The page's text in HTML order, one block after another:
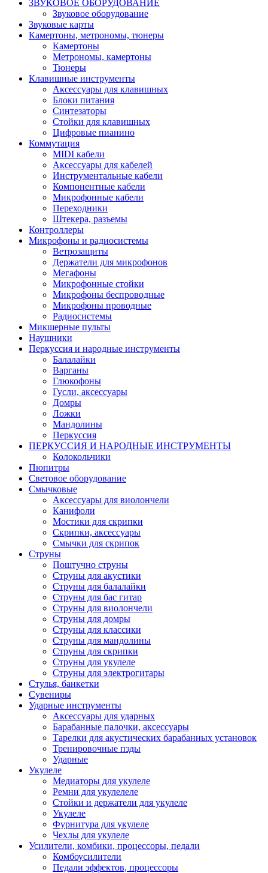
ЗВУКОВОЕ ОБОРУДОВАНИЕ
Звуковое оборудование
Звуковые карты
Камертоны, метрономы, тюнеры
Камертоны
Метрономы, камертоны
Тюнеры
Клавишные инструменты
Аксессуары для клавишных
Блоки питания
Синтезаторы
Стойки для клавишных
Цифровые пианино
Коммутация
MIDI кабели
Аксессуары для кабелей
Инструментальные кабели
Компонентные кабели
Микрофонные кабели
Переходники
Штекера, разъемы
Контроллеры
Микрофоны и радиосистемы
Ветрозащиты
Держатели для микрофонов
Мегафоны
Микрофонные стойки
Микрофоны беспроводные
Микрофоны проводные
Радиосистемы
Микшерные пульты
Наушники
Перкуссия и народные инструменты
Балалайки
Варганы
Глюкофоны
Гусли, аксессуары
Домры
Ложки
Мандолины
Перкуссия
ПЕРКУССИЯ И НАРОДНЫЕ ИНСТРУМЕНТЫ
Колокольчики
Пюпитры
Световое оборудование
Смычковые
Аксессуары для виолончели
Канифоли
Мостики для скрипки
Скрипки, аксессуары
Смычки для скрипок
Струны
Поштучно струны
Струны для акустики
Струны для балалайки
Струны для бас гитар
Струны для виолончели
Струны для домры
Струны для классики
Струны для мандолины
Струны для скрипки
Струны для укулеле
Струны для электрогитары
Стулья, банкетки
Сувениры
Ударные инструменты
Аксессуары для ударных
Барабанные палочки, аксессуары
Тарелки для акустических барабанных установок
Тренировочные пэды
Ударные
Укулеле
Медиаторы для укулеле
Ремни для укулелеле
Стойки и держатели для укулеле
Укулеле
Фурнитура для укулеле
Чехлы для укулеле
Усилители, комбики, процессоры, педали
Комбоусилители
Педали эффектов, процессоры